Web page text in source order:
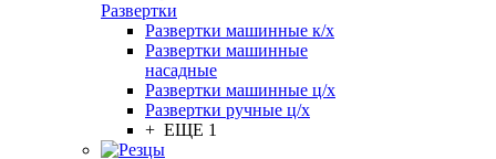
Развертки
Развертки машинные к/х
Развертки машинные
насадные
Развертки машинные ц/х
Развертки ручные ц/х
+ ЕЩЕ 1